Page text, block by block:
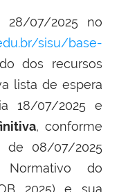
07/2025 no
sisu/base-
dos recursos
lista de espera
18/07/2025 e
, conforme
de 08/07/2025
Normativo do
2025) e sua